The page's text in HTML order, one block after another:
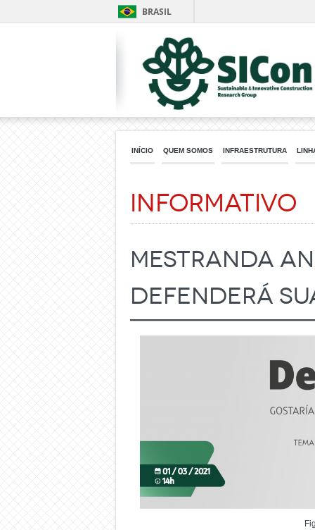
BRASIL
INÍCIO QUEM SOMOS INFRAESTRUTURA
Informativo
Mestranda
defenderá